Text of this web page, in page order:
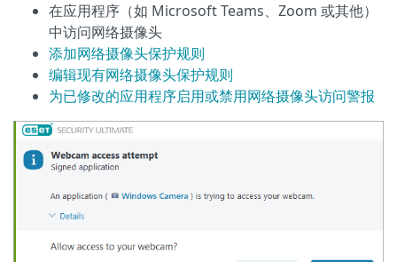
在应用程序（如 Microsoft Teams、Zoom 或其他）
中访问网络摄像头
添加网络摄像头保护规则
编辑现有网络摄像头保护规则
为已修改的应用程序启用或禁用网络摄像头访问警报